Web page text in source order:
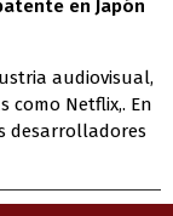
en Japón
audiovisual,
como Netflix,. En
desarrolladores